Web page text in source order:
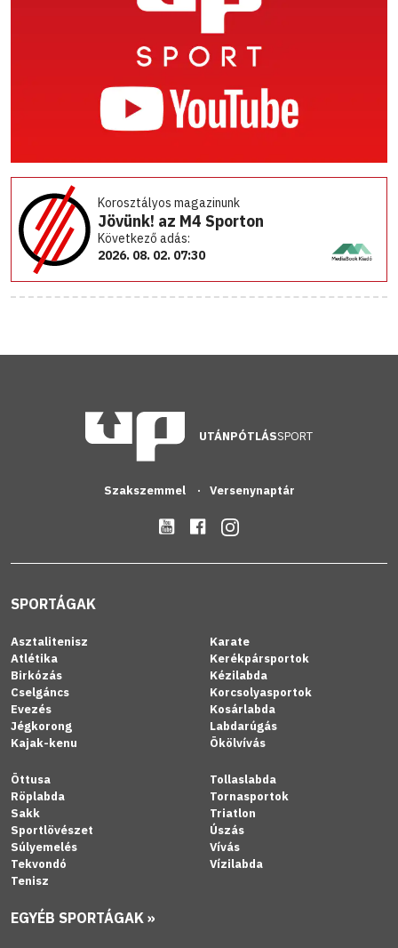
Korosztályos magazinunk
Jövünk! az M4 Sporton
Következő adás:
2026. 08. 02. 07:30
UTÁNPÓTLÁSSPORT
Szakszemmel Versenynaptár
SPORTÁGAK
Asztalitenisz
Atlétika
Birkózás
Cselgáncs
Evezés
Jégkorong
Kajak-kenu
Karate
Kerékpársportok
Kézilabda
Korcsolyasportok
Kosárlabda
Labdarúgás
Ökölvívás
Öttusa
Röplabda
Sakk
Sportlövészet
Súlyemelés
Tekvondó
Tenisz
Tollaslabda
Tornasportok
Triatlon
Úszás
Vívás
Vízilabda
EGYÉB SPORTÁGAK »